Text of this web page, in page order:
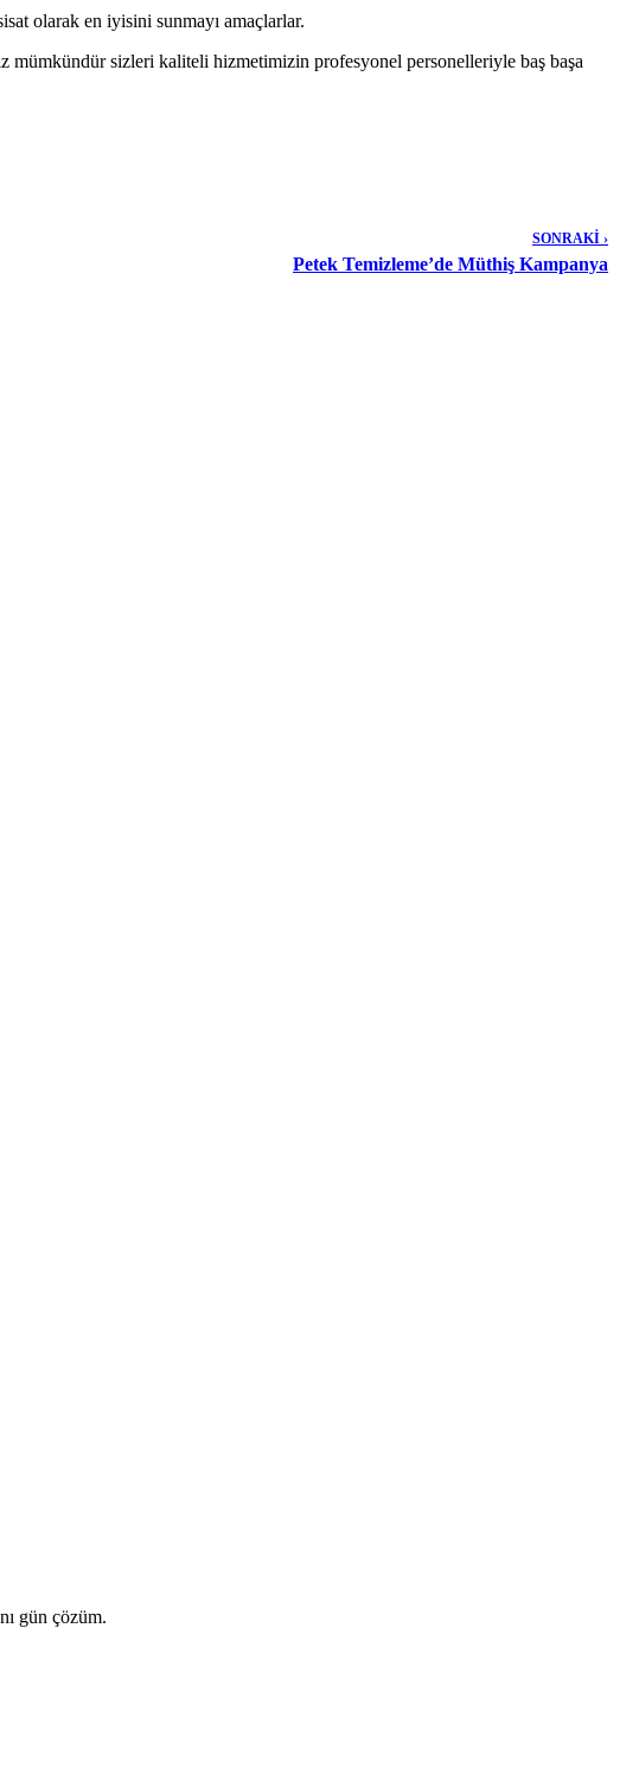
olarak en iyisini sunmayı amaçlarlar.
mümkündür sizleri kaliteli hizmetimizin profesyonel personelleriyle baş başa
SONRAKİ ›
Petek Temizleme’de Müthiş Kampanya
gün çözüm.